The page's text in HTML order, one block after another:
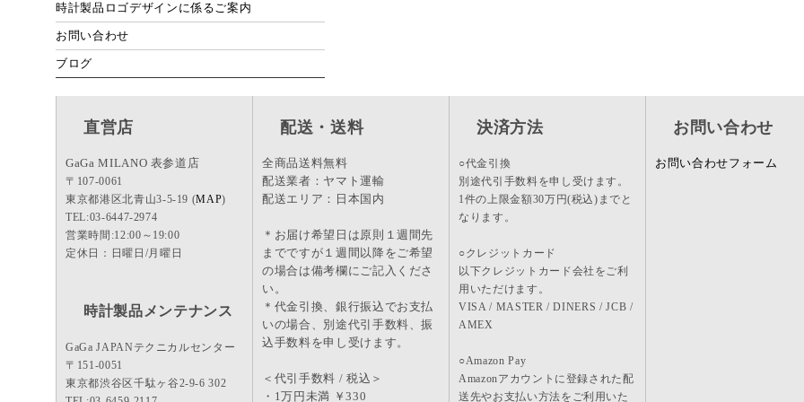
時計製品ロゴデザインに係るご案内
お問い合わせ
ブログ
直営店
GaGa MILANO 表参道店
〒107-0061
東京都港区北青山3-5-19 (MAP)
TEL:03-6447-2974
営業時間:12:00～19:00
定休日：日曜日/月曜日
時計製品メンテナンス
GaGa JAPANテクニカルセンター
〒151-0051
東京都渋谷区千駄ヶ谷2-9-6 302
配送・送料
全商品送料無料
配送業者：ヤマト運輸
配送エリア：日本国内
＊お届け希望日は原則１週間先
までですが１週間以降をご希望
の場合は備考欄にご記入くださ
い。
＊代金引換、銀行振込でお支払
いの場合、別途代引手数料、振
込手数料を申し受けます。
＜代引手数料 / 税込＞
・1万円未満 ￥330
決済方法
○代金引換
別途代引手数料を申し受けます。
1件の上限金額30万円(税込)までと
なります。
○クレジットカード
以下クレジットカード会社をご利
用いただけます。
VISA / MASTER / DINERS / JCB /
AMEX
○Amazon Pay
Amazonアカウントに登録された配
送先やお支払い方法をご利用いた
お問い合わせ
お問い合わせフォーム